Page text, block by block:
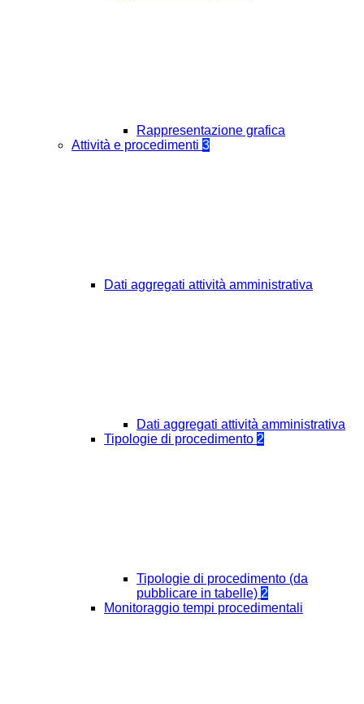
Rappresentazione grafica
Attività e procedimenti 3
Dati aggregati attività amministrativa
Dati aggregati attività amministrativa
Tipologie di procedimento 2
Tipologie di procedimento (da
pubblicare in tabelle) 2
Monitoraggio tempi procedimentali